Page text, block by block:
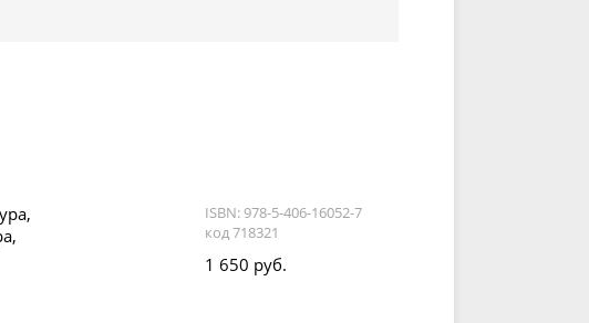
ISBN: 978-5-406-16052-7
код 718321
1 650 руб.